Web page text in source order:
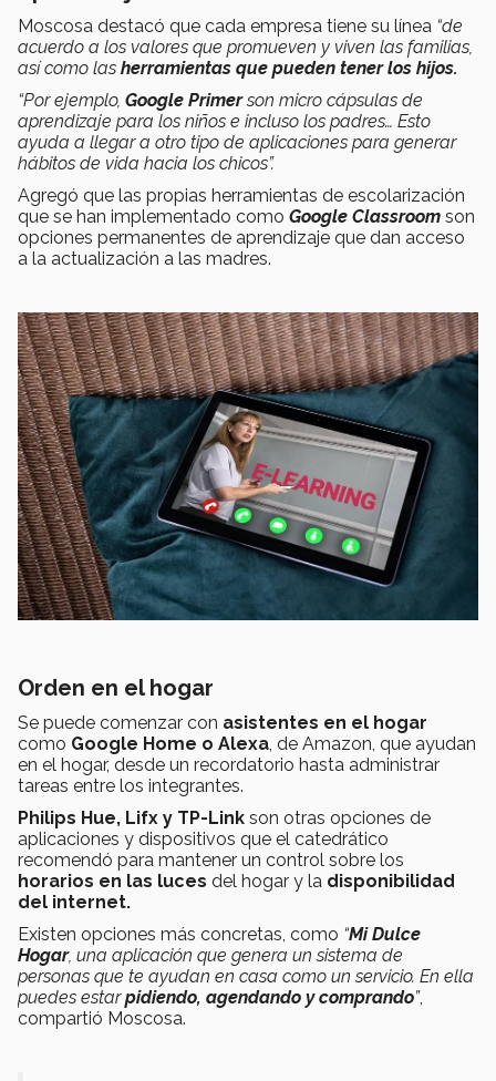
Moscosa destacó que cada empresa tiene su línea “de
acuerdo a los valores que promueven y viven las familias,
así como las herramientas que pueden tener los hijos.
“Por ejemplo, Google Primerson micro cápsulas de
aprendizaje para los niños e incluso los padres… Esto
ayuda a llegar a otro tipo de aplicaciones para generar
hábitos de vida hacia los chicos”.
Agregó que las propias herramientas de escolarización
que se han implementado como Google Classroom son
opciones permanentes de aprendizaje que dan acceso
a la actualización a las madres.
Orden en el hogar
Se puede comenzar con asistentes en el hogar
como Google Home o Alexa, de Amazon, que ayudan
en el hogar, desde un recordatorio hasta administrar
tareas entre los integrantes.
Philips Hue, Lifx y TP-Link son otras opciones de
aplicaciones y dispositivos que el catedrático
recomendó para mantener un control sobre los
horarios en las luces del hogar y la disponibilidad
del internet.
Existen opciones más concretas, como “Mi Dulce
Hogar, una aplicación que genera un sistema de
personas que te ayudan en casa como un servicio. En ella
puedes estarpidiendo, agendando y comprando”,
compartió Moscosa.